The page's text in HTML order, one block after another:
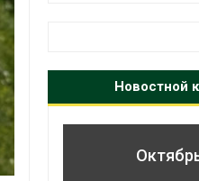
Новостной